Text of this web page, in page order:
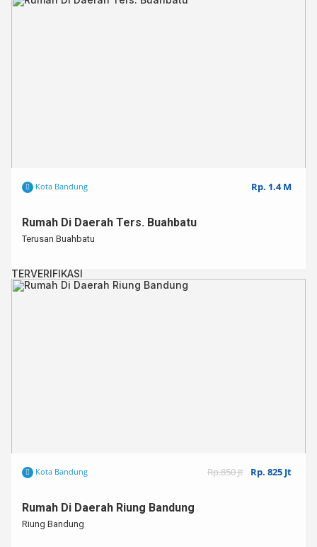
HP: 082216686777
Instagram : @belza.coffeekitchen
Kota Bandung Rp. 1.4 M
Rumah Di Daerah Ters. Buahbatu
Terusan Buahbatu
TERVERIFIKASI
Kota Bandung Rp.850 Jt Rp. 825 Jt
Rumah Di Daerah Riung Bandung
Riung Bandung